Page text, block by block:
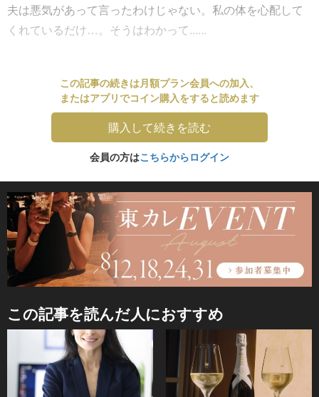
夫は悪気があって言ったわけじゃない。私の体を心配して
くれているだけ…。そうはわかって......
この記事の続きは月額プラン会員への加入、
またはアプリでコイン購入をすると読めます
購入して続きを読む
会員の方はこちらからログイン
この記事を読んだ人におすすめ